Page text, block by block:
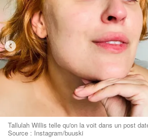
Tallulah Willis telle qu'on la voit dans un post
Source : Instagram/buuski